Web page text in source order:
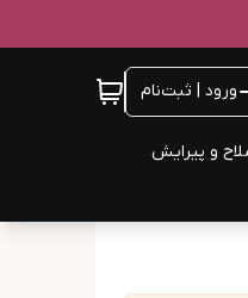
ورود | ثبت‌نام
و پیرایش